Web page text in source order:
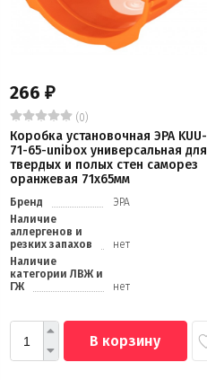
266 ₽
(0)
Коробка установочная ЭРА KUU-
71-65-unibox универсальная для
твердых и полых стен саморез
оранжевая 71х65мм
Бренд
ЭРА
Наличие
аллергенов и
резких запахов
нет
Наличие
категории ЛВЖ и
ГЖ
нет
В корзину